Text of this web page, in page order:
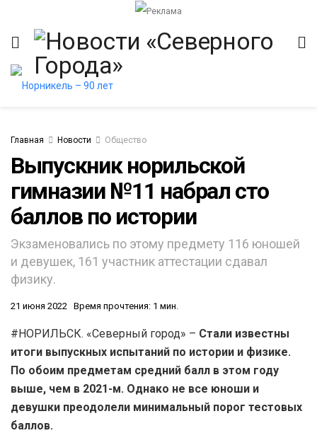
Главная Новости Общество
Выпускник норильской
гимназии №11 набрал сто
баллов по истории
Экзаменовались по этому предмету 116 юношей
и девушек, 161 участник аттестации сдавал
физику.
21 июня 2022 Время прочтения: 1 мин.
#НОРИЛЬСК. «Северный город» – Стали известны
итоги выпускных испытаний по истории и физике.
По обоим предметам средний балл в этом году
выше, чем в 2021-м. Однако не все юноши и
девушки преодолели минимальный порог тестовых
баллов.